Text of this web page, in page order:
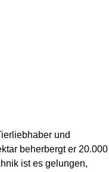
und
beherbergt er
ist es gelungen,